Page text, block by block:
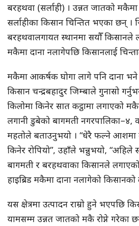
बरहथवा (सर्लाही) । उन्नत जातको
सर्लाहीका किसान चिन्तित भएका छन् ।
बरहथवालगायत स्थानमा सयौँ किसानले
मकैमा दाना नलागेपछि किसानलाई
मकैमा आकर्षक घोगा लागे पनि दाना भने
किसान चन्द्रबहादुर जिम्बाले गुनासो
किलोमा किनेर सात कट्ठामा लगाएको
लगानी डुबेको बागमती नगरपालिका–४,
महतोले बताउनुभयो । “धेरै फल्ने आशमा
किनेर रोपियो”, उहाँले भन्नुभयो, “अहिले
बागमती र बरहथवाका किसानले लगाएको
हाइब्रिड मकैमा दाना नलागेको किसानको
यस क्षेत्रमा उत्पादन राम्रो हुने भएपछि
यामसम्म उन्नत जातको मकै रोप्ने गरेका